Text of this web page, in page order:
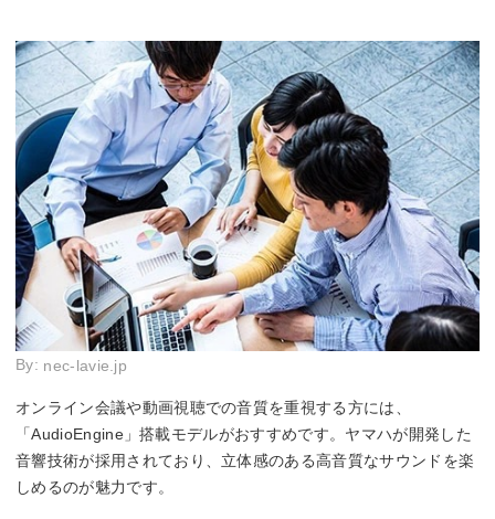
By: nec-lavie.jp
オンライン会議や動画視聴での音質を重視する方には、
「AudioEngine」搭載モデルがおすすめです。ヤマハが開発した
音響技術が採用されており、立体感のある高音質なサウンドを楽
しめるのが魅力です。